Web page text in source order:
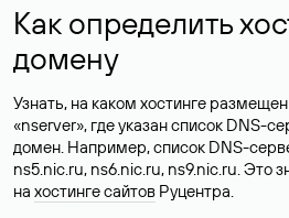
Как определить
домену
Узнать, на каком хостинге
«nserver», где указан список DNS-
домен. Например, список DNS-
ns5.nic.ru, ns6.nic.ru, ns9.nic.ru. Это
на хостинге сайтов Руцентра.